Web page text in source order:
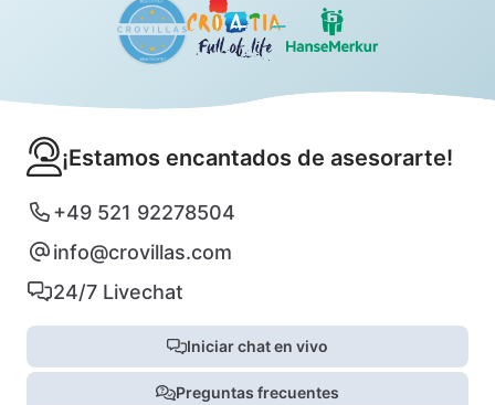
¡Estamos encantados de asesorarte!
+49 521 92278504
info@crovillas.com
24/7 Livechat
Iniciar chat en vivo
Preguntas frecuentes